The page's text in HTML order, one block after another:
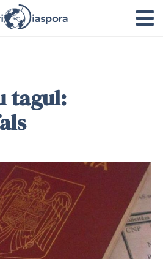
tagul: